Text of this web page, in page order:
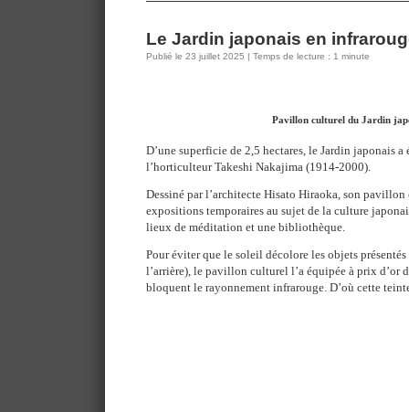
Le Jardin japonais en
Publié le 23 juillet 2025 | Temps de lecture : 1 minute
Pavillon culturel du Jardin
D’une superficie de 2,5 hectares, le Jardin japonais a
l’horticulteur Takeshi Nakajima (1914-2000).
Dessiné par l’architecte Hisato Hiraoka, son pavillon
expositions temporaires au sujet de la culture
lieux de méditation et une bibliothèque.
Pour éviter que le soleil décolore les objets
l’arrière), le pavillon culturel l’a équipée à prix d’or
bloquent le rayonnement infrarouge. D’où cette